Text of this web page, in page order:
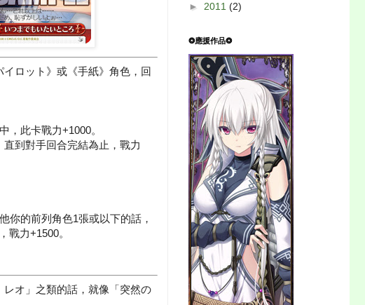
イロット》或《手紙》角色，回
，此卡戰力+1000。
到對手回合完結為止，戰力
你的前列角色1張或以下的話，
戰力+1500。
レオ」之類的話，就像「突然の
► 2011 (2)
❂應援作品❂